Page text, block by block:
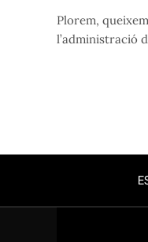
Plorem,
l’administració